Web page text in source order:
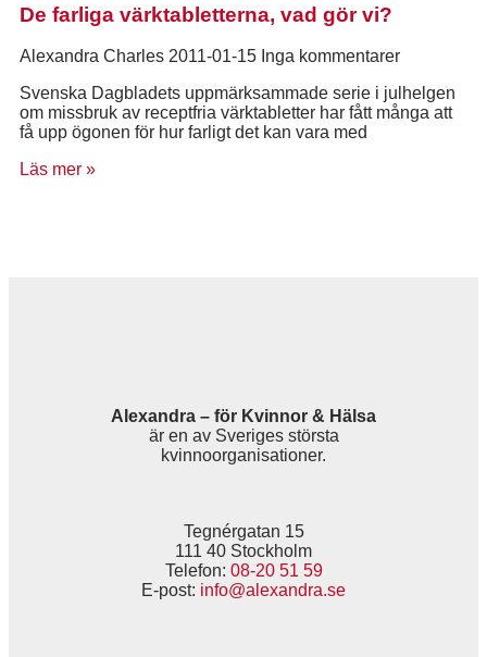
De farliga värktabletterna, vad gör vi?
Alexandra Charles 2011-01-15 Inga kommentarer
Svenska Dagbladets uppmärksammade serie i julhelgen
om missbruk av receptfria värktabletter har fått många att
få upp ögonen för hur farligt det kan vara med
Läs mer »
Alexandra – för Kvinnor & Hälsa
är en av Sveriges största
kvinnoorganisationer.
Tegnérgatan 15
111 40 Stockholm
Telefon: 08-20 51 59
E-post: info@alexandra.se